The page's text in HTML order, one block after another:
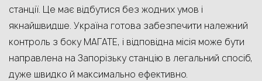
станції. Це має відбутися без жодних умов і
якнайшвидше. Україна готова забезпечити належний
контроль з боку МАГАТЕ, і відповідна місія може бути
направлена на Запорізьку станцію в легальний спосіб,
дуже швидко й максимально ефективно.